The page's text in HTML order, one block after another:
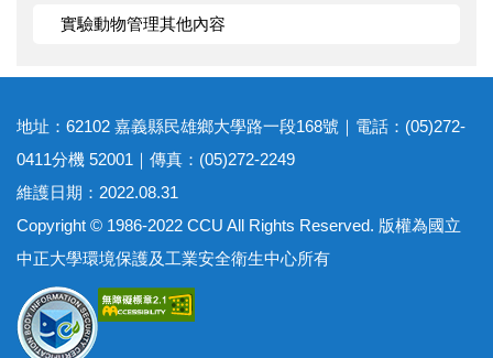
實驗動物管理其他內容
地址：62102 嘉義縣民雄鄉大學路一段168號｜電話：(05)272-
0411分機 52001｜傳真：(05)272-2249
維護日期：2022.08.31
Copyright © 1986-2022 CCU All Rights Reserved. 版權為國立
中正大學環境保護及工業安全衛生中心所有